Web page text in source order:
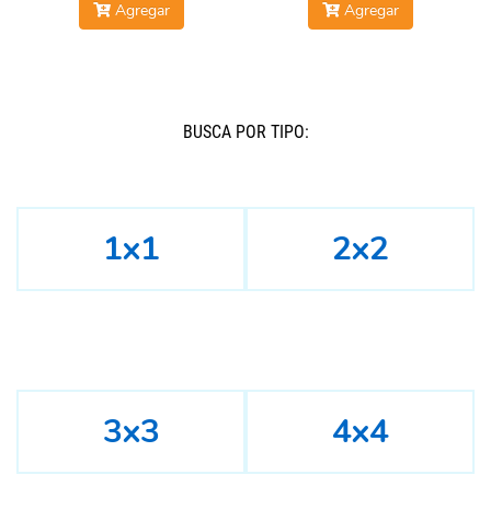
Agregar Agregar
BUSCÁ POR TIPO:
1x1 2x2
3x3 4x4